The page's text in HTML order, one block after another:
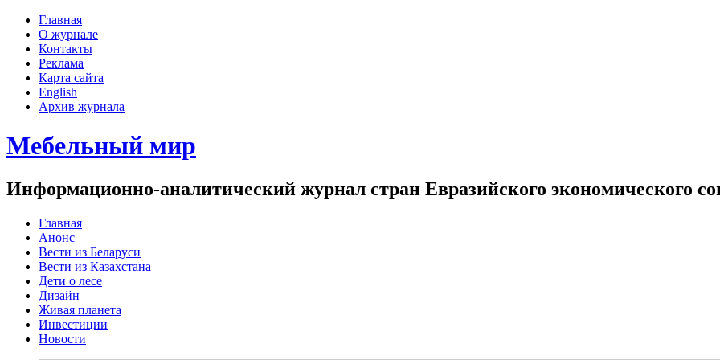
Главная
О журнале
Контакты
Реклама
Карта сайта
English
Архив журнала
Мебельный мир
Информационно-аналитический журнал стран Евразийского экономического
Главная
Анонс
Вести из Беларуси
Вести из Казахстана
Дети о лесе
Дизайн
Живая планета
Инвестиции
Новости